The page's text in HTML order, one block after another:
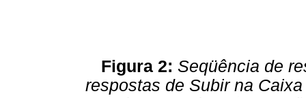
Figura 2: Seqüência de
respostas de Subir na